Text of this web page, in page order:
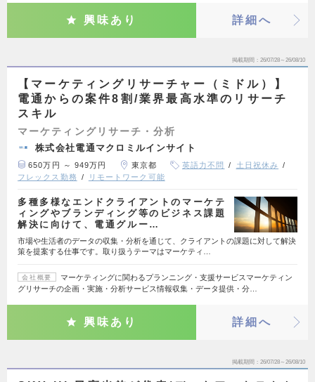
興味あり 詳細へ
掲載期間 26/07/28～26/08/10
【マーケティングリサーチャー（ミドル）】
電通からの案件8割/業界最高水準のリサーチ
スキル
マーケティングリサーチ・分析
株式会社電通マクロミルインサイト
650万円 ～ 949万円 東京都 英語力不問
土日祝休み
フレックス勤務
リモートワーク可能
多種多様なエンドクライアントのマーケテ
ィングやブランディング等のビジネス課題
解決に向けて、電通グルー…
市場や生活者のデータの収集・分析を通じて、クライアントの課題に対して解決
策を提案する仕事です。取り扱うテーマはマーケティ…
会社概要
マーケティングに関わるプランニング・支援サービスマーケティン
グリサーチの企画・実施・分析サービス情報収集・データ提供・分…
興味あり 詳細へ
掲載期間 26/07/28～26/08/10